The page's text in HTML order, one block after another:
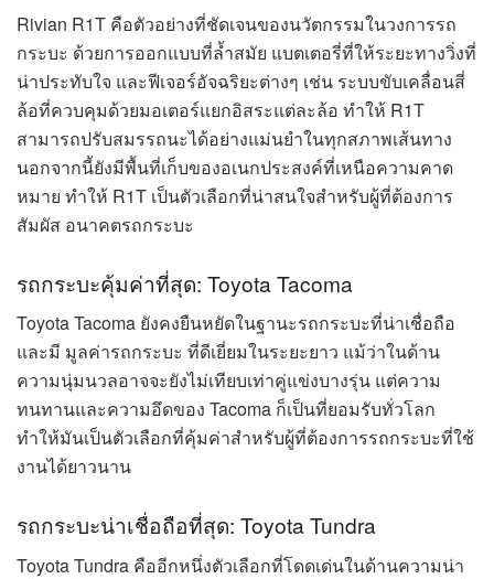
Rivian R1T คือตัวอย่างที่ชัดเจนของนวัตกรรมในวงการรถ
กระบะ ด้วยการออกแบบที่ล้ำสมัย แบตเตอรี่ที่ให้ระยะทางวิ่งที่
น่าประทับใจ และฟีเจอร์อัจฉริยะต่างๆ เช่น ระบบขับเคลื่อนสี่
ล้อที่ควบคุมด้วยมอเตอร์แยกอิสระแต่ละล้อ ทำให้ R1T
สามารถปรับสมรรถนะได้อย่างแม่นยำในทุกสภาพเส้นทาง
นอกจากนี้ยังมีพื้นที่เก็บของอเนกประสงค์ที่เหนือความคาด
หมาย ทำให้ R1T เป็นตัวเลือกที่น่าสนใจสำหรับผู้ที่ต้องการ
สัมผัส อนาคตรถกระบะ
รถกระบะคุ้มค่าที่สุด: Toyota Tacoma
Toyota Tacoma ยังคงยืนหยัดในฐานะรถกระบะที่น่าเชื่อถือ
และมี มูลค่ารถกระบะ ที่ดีเยี่ยมในระยะยาว แม้ว่าในด้าน
ความนุ่มนวลอาจจะยังไม่เทียบเท่าคู่แข่งบางรุ่น แต่ความ
ทนทานและความอึดของ Tacoma ก็เป็นที่ยอมรับทั่วโลก
ทำให้มันเป็นตัวเลือกที่คุ้มค่าสำหรับผู้ที่ต้องการรถกระบะที่ใช้
งานได้ยาวนาน
รถกระบะน่าเชื่อถือที่สุด: Toyota Tundra
Toyota Tundra คืออีกหนึ่งตัวเลือกที่โดดเด่นในด้านความน่า